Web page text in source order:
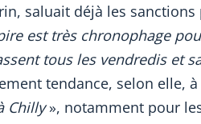
saluait déjà les
est très chronophage
tous les vendredis et
tendance, selon elle, à
Chilly», notamment pour